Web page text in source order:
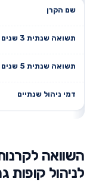
השוואה
לניהול קופות